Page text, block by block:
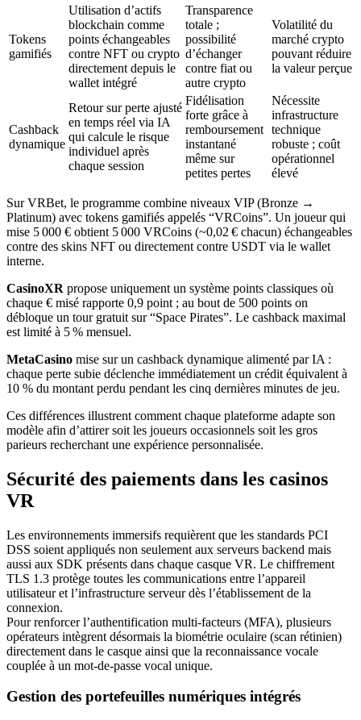
Tokens
gamifiés
Utilisation d’actifs
blockchain comme
points échangeables
contre NFT ou crypto
directement depuis le
wallet intégré
Transparence
totale ;
possibilité
d’échanger
contre fiat ou
autre crypto
Volatilité du
marché crypto
pouvant réduire
la valeur perçue
Cashback
dynamique
Retour sur perte ajusté
en temps réel via IA
qui calcule le risque
individuel après
chaque session
Fidélisation
forte grâce à
remboursement
instantané
même sur
petites pertes
Nécessite
infrastructure
technique
robuste ; coût
opérationnel
élevé
Sur VRBet, le programme combine niveaux VIP (Bronze →
Platinum) avec tokens gamifiés appelés “VRCoins”. Un joueur qui
mise 5 000 € obtient 5 000 VRCoins (~0,02 € chacun) échangeables
contre des skins NFT ou directement contre USDT via le wallet
interne.
CasinoXR propose uniquement un système points classiques où
chaque € misé rapporte 0,9 point ; au bout de 500 points on
débloque un tour gratuit sur “Space Pirates”. Le cashback maximal
est limité à 5 % mensuel.
MetaCasino mise sur un cashback dynamique alimenté par IA :
chaque perte subie déclenche immédiatement un crédit équivalent à
10 % du montant perdu pendant les cinq dernières minutes de jeu.
Ces différences illustrent comment chaque plateforme adapte son
modèle afin d’attirer soit les joueurs occasionnels soit les gros
parieurs recherchant une expérience personnalisée.
Sécurité des paiements dans les casinos
VR
Les environnements immersifs requièrent que les standards PCI
DSS soient appliqués non seulement aux serveurs backend mais
aussi aux SDK présents dans chaque casque VR. Le chiffrement
TLS 1.3 protège toutes les communications entre l’appareil
utilisateur et l’infrastructure serveur dès l’établissement de la
connexion.
Pour renforcer l’authentification multi‑facteurs (MFA), plusieurs
opérateurs intègrent désormais la biométrie oculaire (scan rétinien)
directement dans le casque ainsi que la reconnaissance vocale
couplée à un mot‑de‑passe vocal unique.
Gestion des portefeuilles numériques intégrés